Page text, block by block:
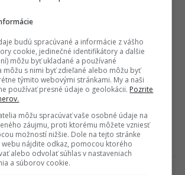
Putin chystá anexiu v ďalšej krajine. Štyri
štáty NATO varujú pred hrozbou pre Európu
Zomrel svetoznámy hudobný velikán. Stál za
budú spracúvané a informácie z vášho
cookie, jedinečné identifikátory a ďalšie
môžu byť ukladané a používané
môžu s nimi byť zdieľané alebo môžu byť
týmito webovými stránkami. My a naši
používať presné údaje o geolokácii. Pozrite
môžu spracúvať vaše osobné údaje na
záujmu, proti ktorému môžete vzniesť
možností nižšie. Dole na tejto stránke
nájdite odkaz, pomocou ktorého
alebo odvolať súhlas v nastaveniach
a súborov cookie.